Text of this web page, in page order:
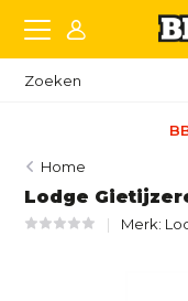
Home
Lodge
Merk: